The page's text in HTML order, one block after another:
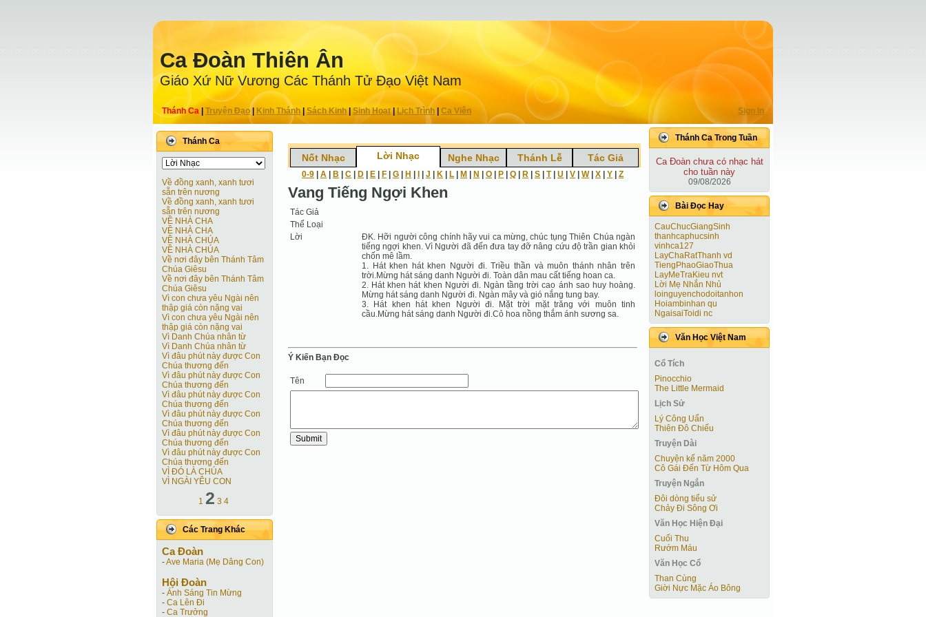
Ca Ðoàn Thiên Ân
Giáo Xứ Nữ Vương Các Thánh Tử Ðạo Việt Nam
Thánh Ca Truyện Ðạo| Kinh Thánh Sách Kinh|Sinh Hoạt| Lịch Trình Ca Viên Sign In
Thánh Ca
Về đồng xanh, xanh tươi
sẵn trên nương
Về đồng xanh, xanh tươi
sẵn trên nương
VỀ NHÀ CHA
VỀ NHÀ CHA
VỀ NHÀ CHÚA
VỀ NHÀ CHÚA
Về nơi đây bên Thánh Tâm
Chúa Giêsu
Về nơi đây bên Thánh Tâm
Chúa Giêsu
Vì con chưa yêu Ngài nên
thập giá còn nặng vai
Vì con chưa yêu Ngài nên
thập giá còn nặng vai
Vì Danh Chúa nhân từ
Vì Danh Chúa nhân từ
Vì đâu phút này được Con
Chúa thương đến
Vì đâu phút này được Con
Chúa thương đến
Vì đâu phút này được Con
Chúa thương đến
Vì đâu phút này được Con
Chúa thương đến
Vì đâu phút này được Con
Chúa thương đến
Vì đâu phút này được Con
Chúa thương đến
VÌ ĐÓ LÀ CHÚA
VÌ NGÀI YÊU CON
1 2 3 4
Các Trang Khác
Ca Ðoàn
-Ave Maria (Mẹ Dâng Con)
Hội Ðoàn
- Ánh Sáng Tin Mừng
- Ca Lên Đi
- Ca Trưởng
Nốt Nhạc Lời Nhạc Nghe Nhạc Thánh Lễ Tác Giả
0-9 A B C D E F G H J K L M N O P Q R S T| U V W| X Y Z
Vang Tiếng Ngợi Khen
Tác Giả
Thể Loại
Lời
ĐK. Hỡi người công chính hãy vui ca mừng, chúc tụng Thiên Chúa ngàn
tiếng ngợi khen. Vì Người đã đến đưa tay đỡ nâng cứu độ trần gian khỏi
chốn mê lầm.
1. Hát khen hát khen Người đi. Triều thần và muôn thánh nhân trên
trời.Mừng hát sáng danh Người đi. Toàn dân mau cất tiếng hoan ca.
2. Hát khen hát khen Người đi. Ngàn tầng trời cao ánh sao huy hoàng.
Mừng hát sáng danh Người đi. Ngàn mây và gió nắng tung bay.
3. Hát khen hát khen Người đi. Mặt trời mặt trăng với muôn tinh
cầu.Mừng hát sáng danh Người đi.Cỏ hoa nồng thắm ánh sương sa.
Ý Kiến Bạn Ðọc
Tên
Thánh Ca Trong Tuần
Ca Ðoàn chưa có nhạc hát
cho tuần này
09/08/2026
Bài Ðọc Hay
CauChucGiangSinh
thanhcaphucsinh
vinhca127
LayChaRatThanh vd
TiengPhaoGiaoThua
LayMeTraKieu nvt
Lời Mẹ Nhắn Nhủ
loinguyenchodoitanhon
Hoiambinhan qu
NgaisaiToidi nc
Văn Học Việt Nam
Cổ Tích
Pinocchio
The Little Mermaid
Lịch Sử
Lý Công Uẩn
Thiên Đô Chiếu
Truyện Dài
Chuyện kể năm 2000
Cô Gái Ðến Từ Hôm Qua
Truyện Ngắn
Đôi dòng tiểu sử
Chảy Đi Sông Ơi
Văn Học Hiện Ðại
Cuối Thu
Rướm Máu
Văn Học Cổ
Than Cùng
Giời Nực Mặc Áo Bông